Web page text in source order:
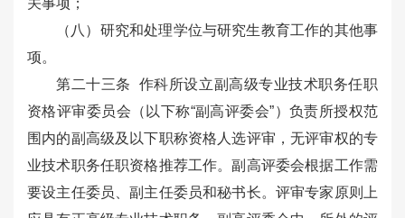
关事项；
（八）研究和处理学位与研究生教育工作的其他事
项。
第二十三条 作科所设立副高级专业技术职务任职
资格评审委员会（以下称“副高评委会”）负责所授权范
围内的副高级及以下职称资格人选评审，无评审权的专
业技术职务任职资格推荐工作。副高评委会根据工作需
要设主任委员、副主任委员和秘书长。评审专家原则上